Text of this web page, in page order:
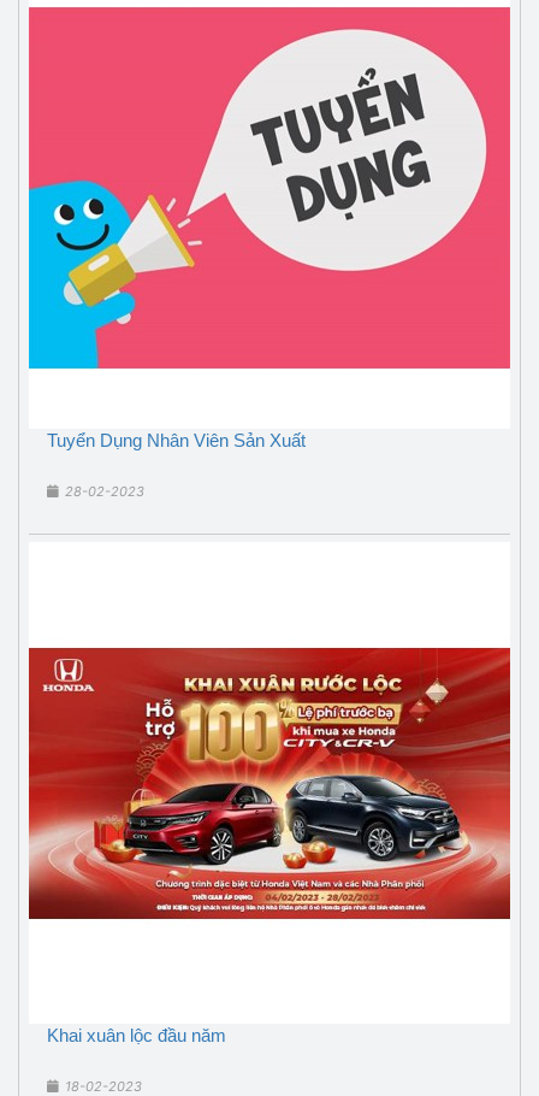
Tuyển Dụng Nhân Viên Sản Xuất
28-02-2023
Khai xuân lộc đầu năm
18-02-2023